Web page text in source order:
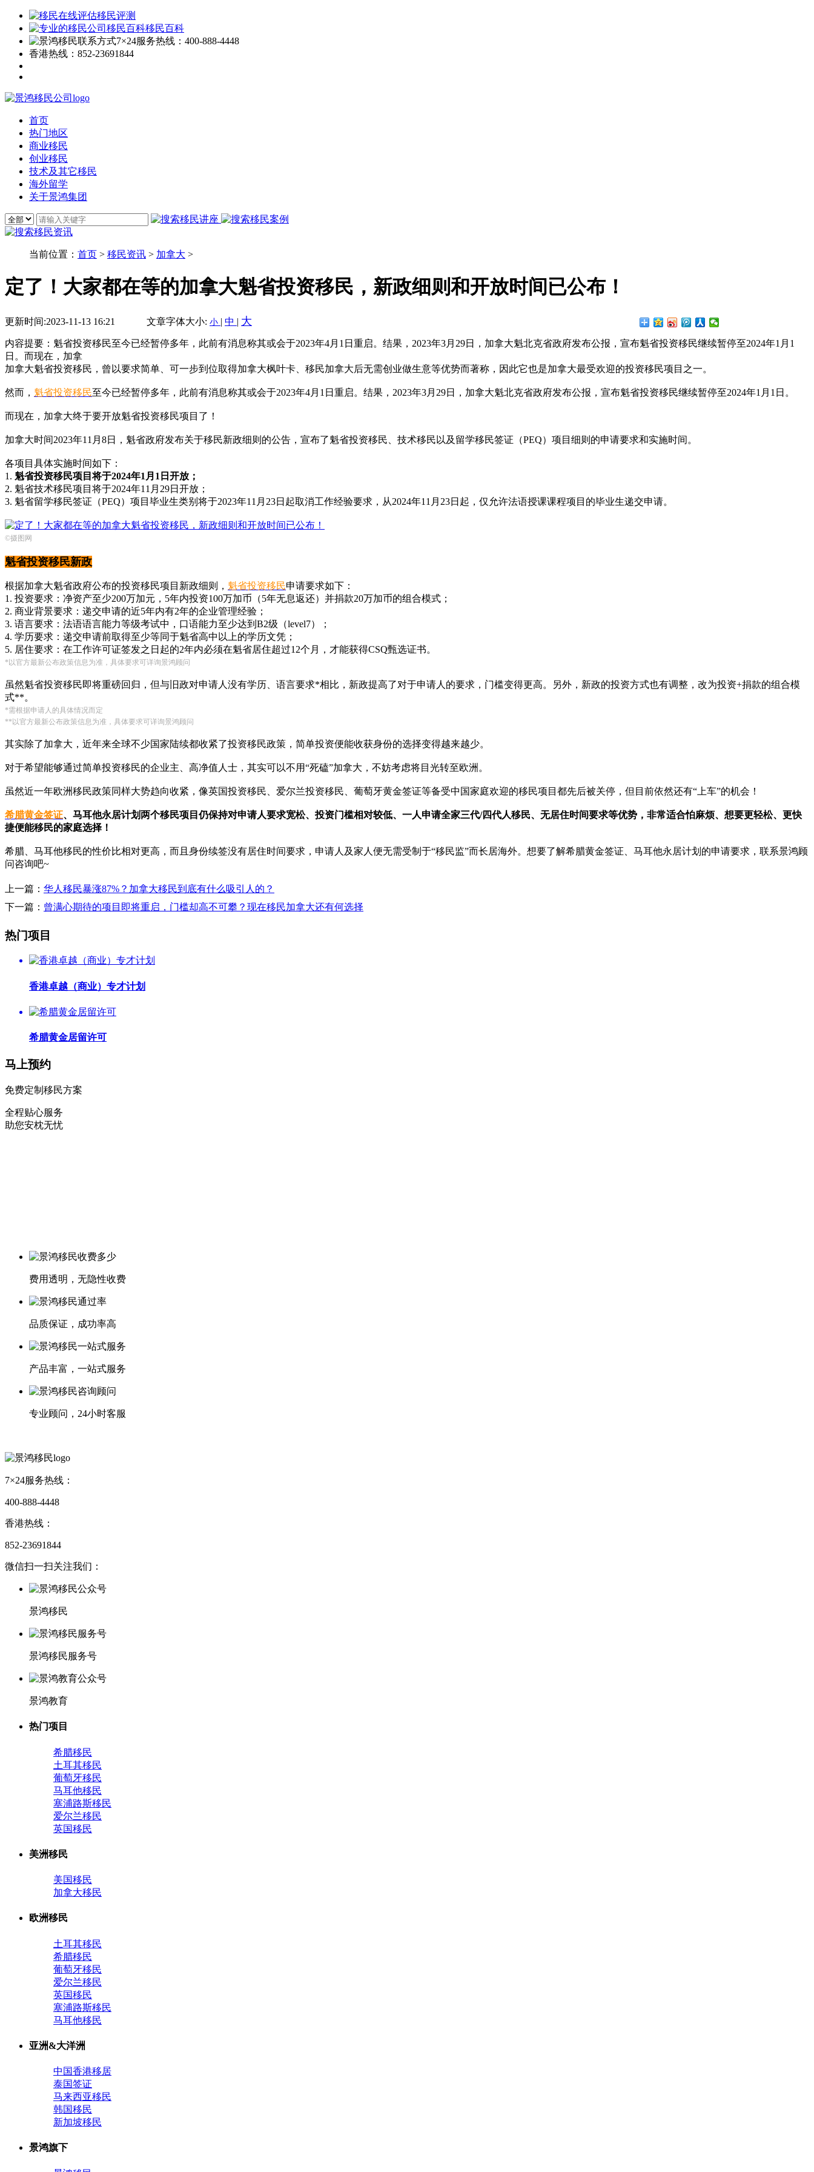
移民评测
移民百科
7×24服务热线： 400-888-4448
香港热线： 852-23691844
首页
热门地区
商业移民
创业移民
技术及其它移民
海外留学
关于景鸿集团
当前位置： 首页 > 移民资讯 > 加拿大 >
定了！大家都在等的加拿大魁省投资移民，新政细则和开放时间已公布！
更新时间:2023-11-13 16:21 文章字体大小: 小 | 中 | 大
内容提要：魁省投资移民至今已经暂停多年，此前有消息称其或会于2023年4月1日重启。结果，2023年3月29日，加拿大魁北克省政府发布公报，宣布魁省投资移民继续暂停至2024年1月1
日。而现在，加拿
加拿大魁省投资移民，曾以要求简单、可一步到位取得加拿大枫叶卡、移民加拿大后无需创业做生意等优势而著称，因此它也是加拿大最受欢迎的投资移民项目之一。
然而， 魁省投资移民至今已经暂停多年，此前有消息称其或会于2023年4月1日重启。结果，2023年3月29日，加拿大魁北克省政府发布公报，宣布魁省投资移民继续暂停至2024年1月1日。
而现在，加拿大终于要开放魁省投资移民项目了！
加拿大时间2023年11月8日，魁省政府发布关于移民新政细则的公告，宣布了魁省投资移民、技术移民以及留学移民签证（PEQ）项目细则的申请要求和实施时间。
各项目具体实施时间如下：
1. 魁省投资移民项目将于2024年1月1日开放；
2. 魁省技术移民项目将于2024年11月29日开放；
3. 魁省留学移民签证（PEQ）项目毕业生类别将于2023年11月23日起取消工作经验要求，从2024年11月23日起，仅允许法语授课课程项目的毕业生递交申请。
©摄图网
魁省投资移民新政
根据加拿大魁省政府公布的投资移民项目新政细则， 魁省投资移民申请要求如下：
1. 投资要求：净资产至少200万加元，5年内投资100万加币（5年无息返还）并捐款20万加币的组合模式；
2. 商业背景要求：递交申请的近5年内有2年的企业管理经验；
3. 语言要求：法语语言能力等级考试中，口语能力至少达到B2级（level7）；
4. 学历要求：递交申请前取得至少等同于魁省高中以上的学历文凭；
5. 居住要求：在工作许可证签发之日起的2年内必须在魁省居住超过12个月，才能获得CSQ甄选证书。
*以官方最新公布政策信息为准，具体要求可详询景鸿顾问
虽然魁省投资移民即将重磅回归，但与旧政对申请人没有学历、语言要求*相比，新政提高了对于申请人的要求，门槛变得更高。另外，新政的投资方式也有调整，改为投资+捐款的组合模
式**。
*需根据申请人的具体情况而定
**以官方最新公布政策信息为准，具体要求可详询景鸿顾问
其实除了加拿大，近年来全球不少国家陆续都收紧了投资移民政策，简单投资便能收获身份的选择变得越来越少。
对于希望能够通过简单投资移民的企业主、高净值人士，其实可以不用“死磕”加拿大，不妨考虑将目光转至欧洲。
虽然近一年欧洲移民政策同样大势趋向收紧，像英国投资移民、爱尔兰投资移民、葡萄牙黄金签证等备受中国家庭欢迎的移民项目都先后被关停，但目前依然还有“上车”的机会！
希腊黄金签证、马耳他永居计划两个移民项目仍保持对申请人要求宽松、投资门槛相对较低、一人申请全家三代/四代人移民、无居住时间要求等优势，非常适合怕麻烦、想要更轻松、更快
捷便能移民的家庭选择！
希腊、马耳他移民的性价比相对更高，而且身份续签没有居住时间要求，申请人及家人便无需受制于“移民监”而长居海外。想要了解希腊黄金签证、马耳他永居计划的申请要求，联系景鸿顾
问咨询吧~
上一篇： 华人移民暴涨87%？加拿大移民到底有什么吸引人的？
下一篇： 曾满心期待的项目即将重启，门槛却高不可攀？现在移民加拿大还有何选择
热门项目
香港卓越（商业）专才计划
希腊黄金居留许可
马上预约
免费定制移民方案
全程贴心服务
助您安枕无忧
费用透明，无隐性收费
品质保证，成功率高
产品丰富，一站式服务
专业顾问，24小时客服
7×24服务热线：
400-888-4448
香港热线：
852-23691844
微信扫一扫关注我们：
景鸿移民
景鸿移民服务号
景鸿教育
热门项目
希腊移民
土耳其移民
葡萄牙移民
马耳他移民
塞浦路斯移民
爱尔兰移民
英国移民
美洲移民
美国移民
加拿大移民
欧洲移民
土耳其移民
希腊移民
葡萄牙移民
爱尔兰移民
英国移民
塞浦路斯移民
马耳他移民
亚洲&大洋洲
中国香港移居
泰国签证
马来西亚移民
韩国移民
新加坡移民
景鸿旗下